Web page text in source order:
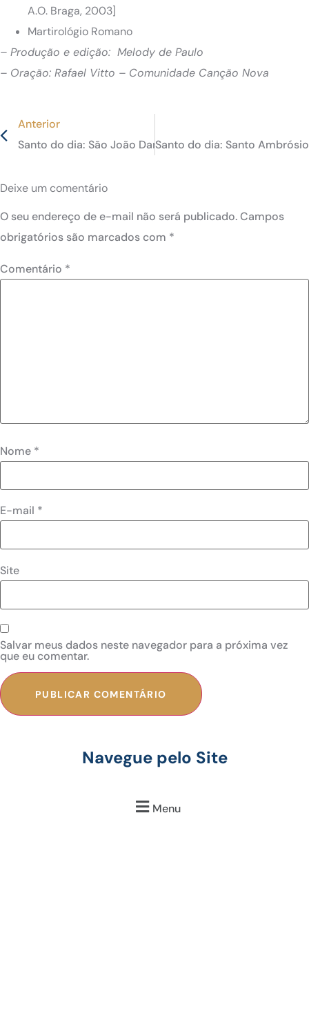
A.O. Braga, 2003]
Martirológio Romano
– Produção e edição: Melody de Paulo
– Oração: Rafael Vitto – Comunidade Canção Nova
Anterior
Santo do dia: São João Damasceno, o “São Tomás do
Santo do dia: Santo
Deixe um comentário
O seu endereço de e-mail não será publicado.Campos
obrigatórios são marcados com *
Comentário *
Nome *
E-mail *
Site
Salvar meus dados neste navegador para a próxima vez
que eu comentar.
Navegue pelo Site
Menu